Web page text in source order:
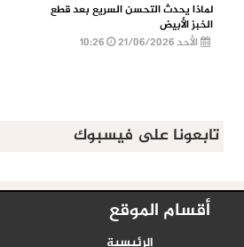
لماذا يحدث التحسن السريع بعد قطع
الخبز الأبيض
الأحد 21/06/2026
تابعونا على فيسبوك
أقسام الموقع